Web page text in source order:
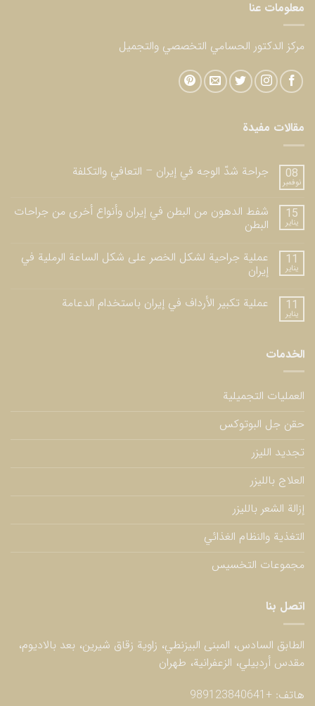
معلومات عنا
مركز الدكتور الحسامي التخصصي والتجميل
مقالات مفيدة
08
نوفمبر
جراحة شدّ الوجه في إيران – التعافي والتكلفة
15
يناير
شفط الدهون من البطن في إيران وأنواع أخرى من جراحات
البطن
11
يناير
عملية جراحية لشكل الخصر على شكل الساعة الرملية في
إيران
11
يناير
عملية تكبير الأرداف في إيران باستخدام الدعامة
الخدمات
العمليات التجميلية
حقن جل البوتوكس
تجديد الليزر
العلاج بالليزر
إزالة الشعر بالليزر
التغذية والنظام الغذائي
مجموعات التخسيس
اتصل بنا
الطابق السادس، المبنى البيزنطي، زاوية زقاق شيرين، بعد بالاديوم،
مقدس أردبيلي، الزعفرانية، طهران
هاتف: +989123840641